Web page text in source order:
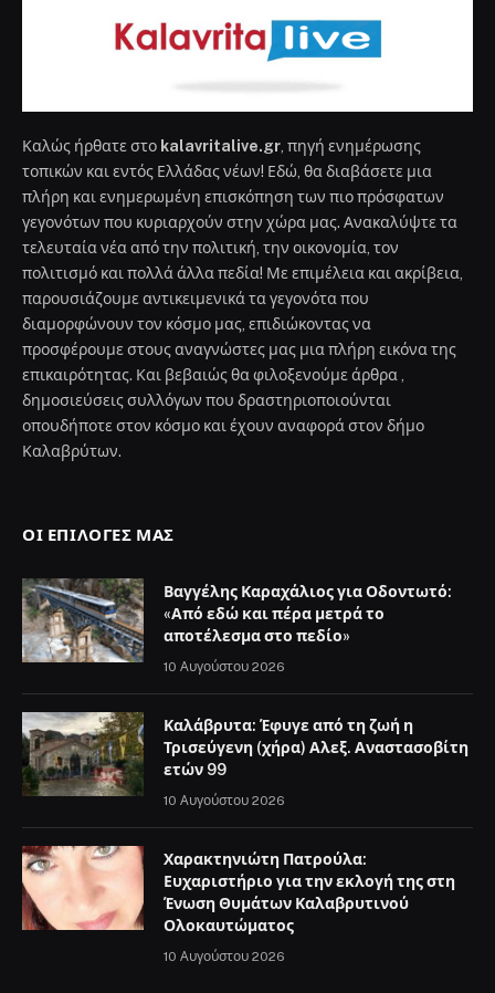
Καλώς ήρθατε στο kalavritalive.gr , πηγή ενημέρωσης
τοπικών και εντός Ελλάδας νέων! Εδώ, θα διαβάσετε μια
πλήρη και ενημερωμένη επισκόπηση των πιο πρόσφατων
γεγονότων που κυριαρχούν στην χώρα μας. Ανακαλύψτε τα
τελευταία νέα από την πολιτική, την οικονομία, τον
πολιτισμό και πολλά άλλα πεδία! Με επιμέλεια και ακρίβεια,
παρουσιάζουμε αντικειμενικά τα γεγονότα που
διαμορφώνουν τον κόσμο μας, επιδιώκοντας να
προσφέρουμε στους αναγνώστες μας μια πλήρη εικόνα της
επικαιρότητας. Και βεβαιώς θα φιλοξενούμε άρθρα ,
δημοσιεύσεις συλλόγων που δραστηριοποιούνται
οπουδήποτε στον κόσμο και έχουν αναφορά στον δήμο
Καλαβρύτων.
ΟΙ ΕΠΙΛΟΓΈΣ ΜΑΣ
Βαγγέλης Καραχάλιος για Οδοντωτό:
«Από εδώ και πέρα μετρά το
αποτέλεσμα στο πεδίο»
10 Αυγούστου 2026
Καλάβρυτα: Έφυγε από τη ζωή η
Τρισεύγενη (χήρα) Αλεξ. Αναστασοβίτη
ετών 99
10 Αυγούστου 2026
Χαρακτηνιώτη Πατρούλα:
Ευχαριστήριο για την εκλογή της στη
Ένωση Θυμάτων Καλαβρυτινού
Ολοκαυτώματος
10 Αυγούστου 2026